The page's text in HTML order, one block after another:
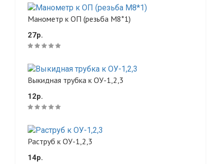
Манометр к ОП (резьба М8*1)
27р.
Выкидная трубка к ОУ-1,2,3
12р.
Раструб к ОУ-1,2,3
14р.